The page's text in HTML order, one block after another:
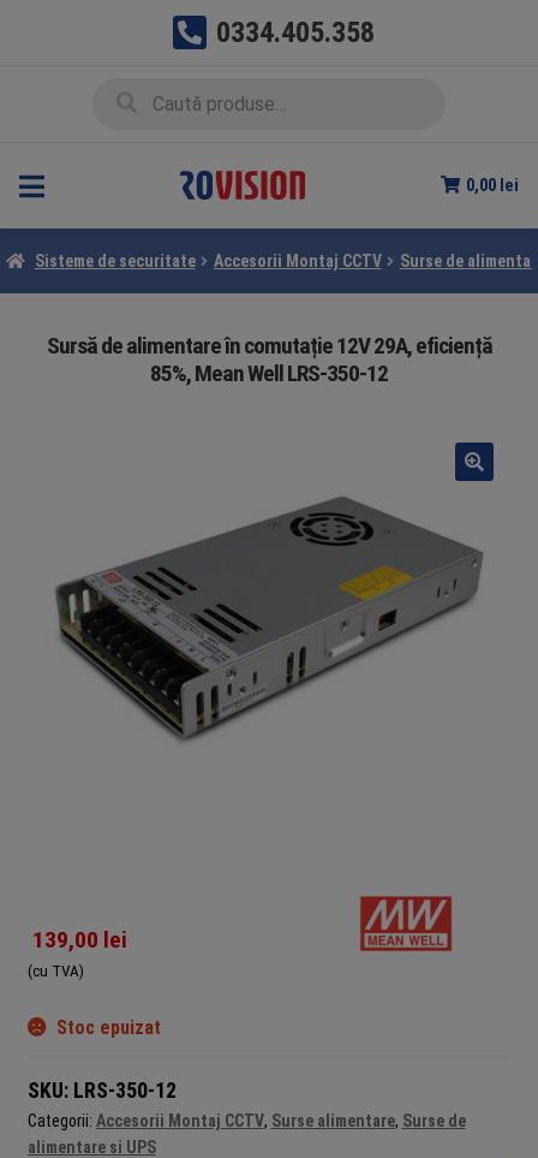
0334.405.358
0,00 lei
Sisteme de securitate Accesorii Montaj CCTV Surse de
Sursă de alimentare în comutație 12V 29A, eficiență
85%, Mean Well LRS-350-12
139,00 lei
(cu TVA)
Stoc epuizat
SKU: LRS-350-12
Categorii: Accesorii Montaj CCTV, Surse alimentare, Surse de
alimentare si UPS